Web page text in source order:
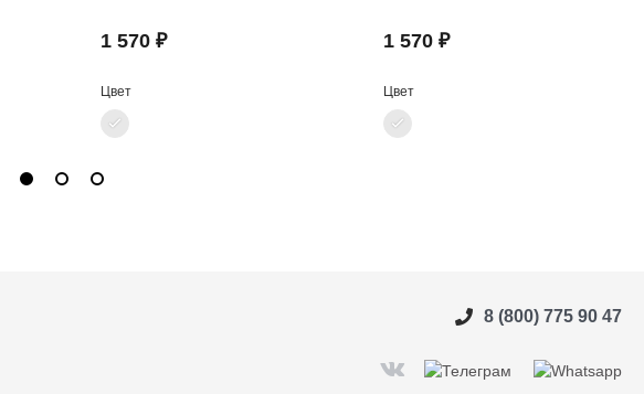
1 570 ₽
Цвет
1 570 ₽
Цвет
8 (800) 775 90 47